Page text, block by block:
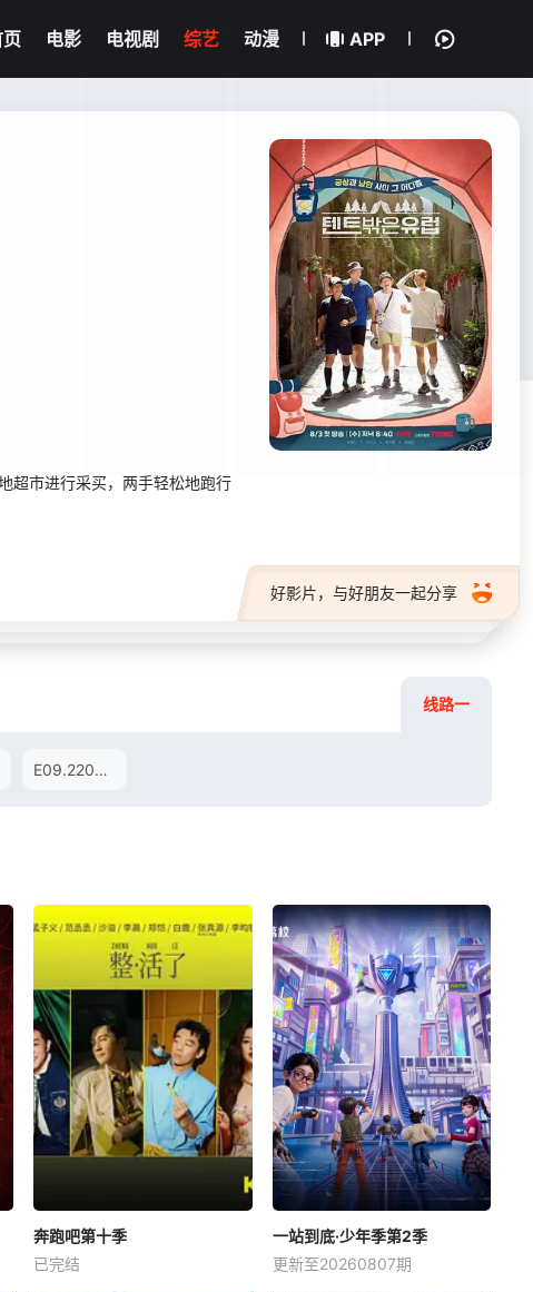
电影 电视剧 综艺 动漫 APP
超市进行采买，两手轻松地跑行
好影片，与好朋友一起分享
线路一
E09.220928
奔跑吧第十季
已完结
一站到底·少年季第2季
更新至20260807期